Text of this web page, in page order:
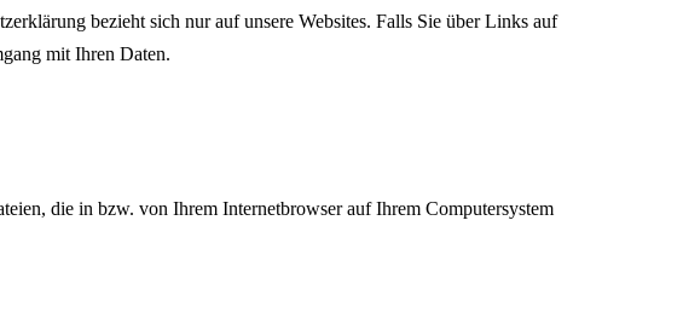
bezieht sich nur auf unsere Websites. Falls Sie über Links auf
mit Ihren Daten.
die in bzw. von Ihrem Internetbrowser auf Ihrem Computersystem